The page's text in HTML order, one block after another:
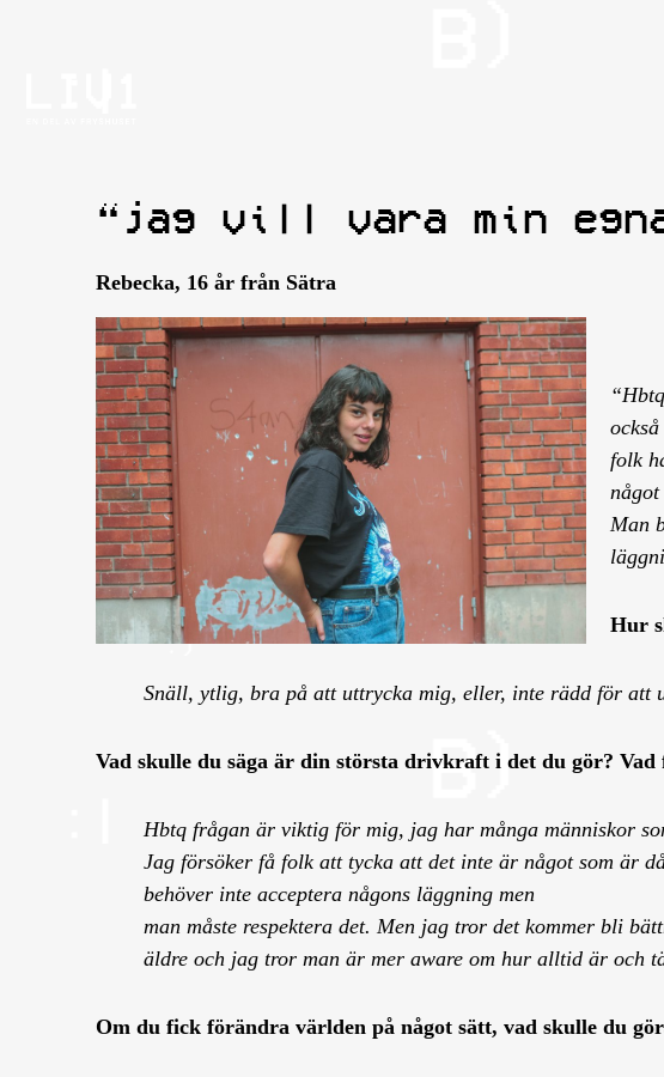
“jag vill vara min
Rebecka, 16 år från Sätra
folk
Man
Hur
Snäll, ytlig, bra på att uttrycka mig, eller, inte rädd för
Vad skulle du säga är din största drivkraft i det du gör? Vad
Hbtq frågan är viktig för mig, jag har många människor
Jag försöker få folk att tycka att det inte är något som är
behöver inte acceptera någons läggning men
man måste respektera det. Men jag tror det kommer bli
äldre och jag tror man är mer aware om hur alltid är och
Om du fick förändra världen på något sätt, vad skulle du